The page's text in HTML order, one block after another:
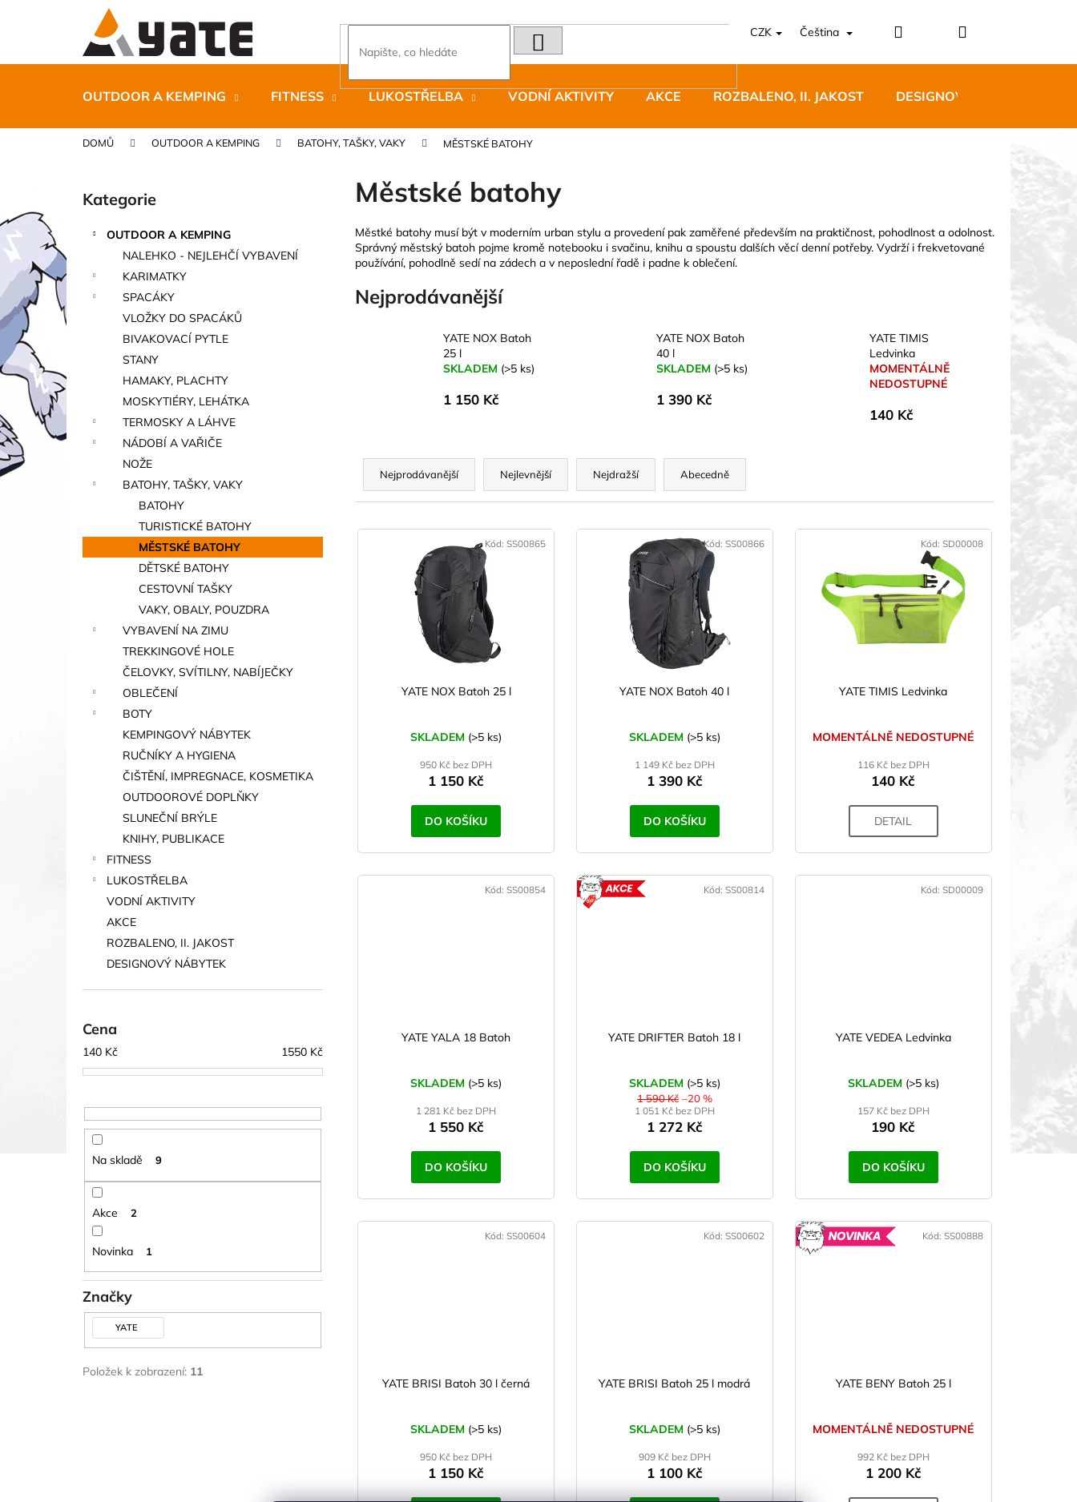
CZK Čeština PřihlášeníNákupní
OUTDOOR A KEMPING FITNESS LUKOSTŘELBA VODNÍ AKTIVITY AKCE ROZBALENO, II. JAKOST DESIGNOVÝ NÁBYTEK
DOMŮ OUTDOOR A KEMPING BATOHY, TAŠKY, VAKY MĚSTSKÉ BATOHY
r
a
n
a
n
e
l
Přeskočit
kategorie
Kategorie
OUTDOOR A KEMPING
NALEHKO - NEJLEHČÍ VYBAVENÍ
KARIMATKY
SPACÁKY
VLOŽKY DO SPACÁKŮ
BIVAKOVACÍ PYTLE
STANY
HAMAKY, PLACHTY
MOSKYTIÉRY, LEHÁTKA
TERMOSKY A LÁHVE
NÁDOBÍ A VAŘIČE
NOŽE
BATOHY, TAŠKY, VAKY
BATOHY
TURISTICKÉ BATOHY
MĚSTSKÉ BATOHY
DĚTSKÉ BATOHY
CESTOVNÍ TAŠKY
VAKY, OBALY, POUZDRA
VYBAVENÍ NA ZIMU
TREKKINGOVÉ HOLE
ČELOVKY, SVÍTILNY, NABÍJEČKY
OBLEČENÍ
BOTY
KEMPINGOVÝ NÁBYTEK
RUČNÍKY A HYGIENA
ČIŠTĚNÍ, IMPREGNACE, KOSMETIKA
OUTDOOROVÉ DOPLŇKY
SLUNEČNÍ BRÝLE
KNIHY, PUBLIKACE
FITNESS
LUKOSTŘELBA
VODNÍ AKTIVITY
AKCE
ROZBALENO, II. JAKOST
DESIGNOVÝ NÁBYTEK
Cena
140 Kč 1550 Kč
Na skladě 9
Akce 2
Novinka 1
Značky
YATE
Položek k zobrazení: 11
Městské batohy
Městké batohy musí být v moderním urban stylu a provedení pak zaměřené především na praktičnost, pohodlnost a odolnost.
Správný městský batoh pojme kromě notebooku i svačinu, knihu a spoustu dalších věcí denní potřeby. Vydrží i frekvetované
používání, pohodlně sedí na zádech a v neposlední řadě i padne k oblečení.
Nejprodávanější
YATE NOX Batoh
25 l
SKLADEM (>5 ks)
1 150 Kč
YATE NOX Batoh
40 l
SKLADEM (>5 ks)
1 390 Kč
YATE TIMIS
Ledvinka
MOMENTÁLNĚ
NEDOSTUPNÉ
140 Kč
Ř
z
Nejprodávanější Nejlevnější Nejdražší Abecedně
V
YATE NOX Batoh 25 l
SKLADEM (>5 ks)
950 Kč bez DPH
1 150 Kč
DO KOŠÍKU
Kód:SS00865
YATE NOX Batoh 40 l
SKLADEM (>5 ks)
1 149 Kč bez DPH
1 390 Kč
DO KOŠÍKU
Kód: SS00866
YATE TIMIS Ledvinka
MOMENTÁLNĚ NEDOSTUPNÉ
116 Kč bez DPH
140 Kč
DETAIL
Kód: SD00008
YATE YALA 18 Batoh
SKLADEM (>5 ks)
1 281 Kč bez DPH
1 550 Kč
DO KOŠÍKU
Kód:SS00854
YATE DRIFTER Batoh 18 l
SKLADEM (>5 ks)
1 590 Kč –20 %
1 051 Kč bez DPH
1 272 Kč
DO KOŠÍKU
Kód: SS00814
YATE VEDEA Ledvinka
SKLADEM (>5 ks)
157 Kč bez DPH
190 Kč
DO KOŠÍKU
Kód: SD00009
YATE BRISI Batoh 30 l černá
SKLADEM (>5 ks)
950 Kč bez DPH
1 150 Kč
Kód:SS00604
YATE BRISI Batoh 25 l modrá
SKLADEM (>5 ks)
909 Kč bez DPH
1 100 Kč
Kód: SS00602
YATE BENY Batoh 25 l
MOMENTÁLNĚ NEDOSTUPNÉ
992 Kč bez DPH
1 200 Kč
Kód: SS00888
í
do
do
Co potřebujete najít?
CARNOSPORT GEL 100 ML
899 Kč
LAKEN LÁHEV HLINÍK FUTURA 1500
ML MODRÁ
JOMA SIERRA 25 BĚŽECKÉ TRAILOVÉ
BOTY PÁNSKÉ BLUE